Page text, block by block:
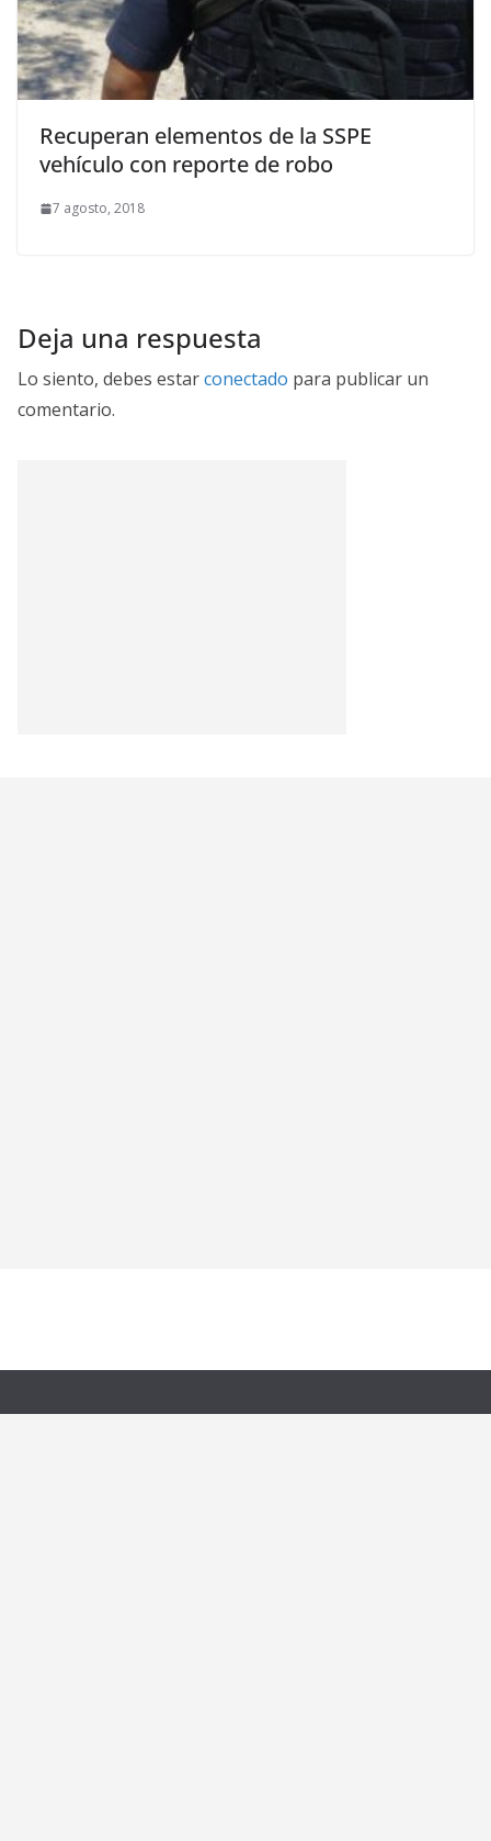
Recuperan elementos de la SSPE
vehículo con reporte de robo
7 agosto, 2018
Deja una respuesta
Lo siento, debes estarconectado para publicar un
comentario.